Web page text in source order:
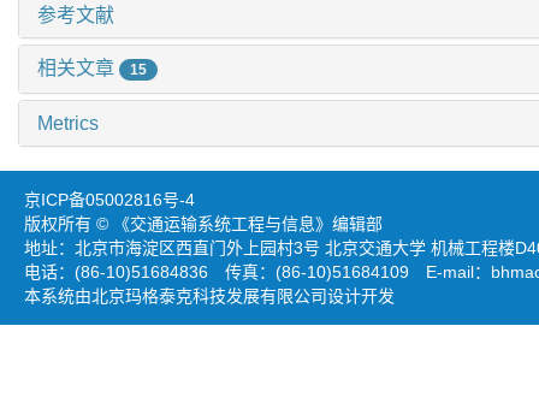
参考文献
相关文章 15
Metrics
京ICP备05002816号-4
版权所有 © 《交通运输系统工程与信息》编辑部
地址：北京市海淀区西直门外上园村3号 北京交通大学 机械工程楼
电话：(86-10)51684836 传真：(86-10)51684109 E-mail：
本系统由北京玛格泰克科技发展有限公司设计开发